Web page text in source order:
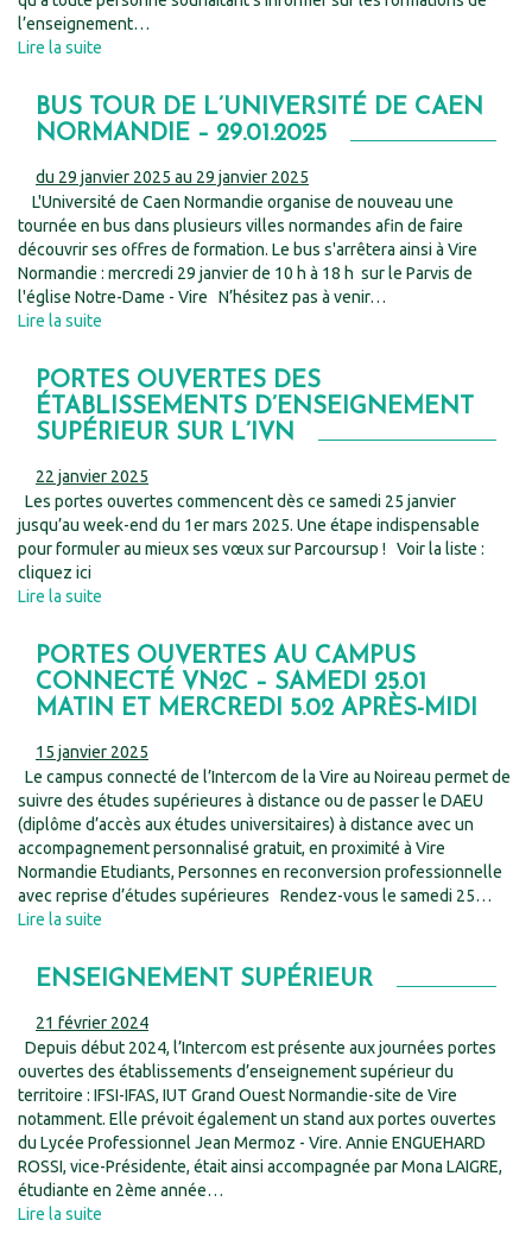
l’enseignement…
Lire la suite
BUS TOUR DE L’UNIVERSITÉ DE CAEN
NORMANDIE – 29.01.2025
du 29 janvier 2025 au 29 janvier 2025
L'Université de Caen Normandie organise de nouveau une
tournée en bus dans plusieurs villes normandes afin de faire
découvrir ses offres de formation. Le bus s'arrêtera ainsi à Vire
Normandie : mercredi 29 janvier de 10 h à 18 h sur le Parvis de
l'église Notre-Dame - Vire N’hésitez pas à venir…
Lire la suite
PORTES OUVERTES DES
ÉTABLISSEMENTS D’ENSEIGNEMENT
SUPÉRIEUR SUR L’IVN
22 janvier 2025
Les portes ouvertes commencent dès ce samedi 25 janvier
jusqu’au week-end du 1er mars 2025. Une étape indispensable
pour formuler au mieux ses vœux sur Parcoursup ! Voir la liste :
cliquez ici
Lire la suite
PORTES OUVERTES AU CAMPUS
CONNECTÉ VN2C – SAMEDI 25.01
MATIN ET MERCREDI 5.02 APRÈS-MIDI
15 janvier 2025
Le campus connecté de l’Intercom de la Vire au Noireau permet de
suivre des études supérieures à distance ou de passer le DAEU
(diplôme d’accès aux études universitaires) à distance avec un
accompagnement personnalisé gratuit, en proximité à Vire
Normandie Etudiants, Personnes en reconversion professionnelle
avec reprise d’études supérieures Rendez-vous le samedi 25…
Lire la suite
ENSEIGNEMENT SUPÉRIEUR
21 février 2024
Depuis début 2024, l’Intercom est présente aux journées portes
ouvertes des établissements d’enseignement supérieur du
territoire : IFSI-IFAS, IUT Grand Ouest Normandie-site de Vire
notamment. Elle prévoit également un stand aux portes ouvertes
du Lycée Professionnel Jean Mermoz - Vire. Annie ENGUEHARD
ROSSI, vice-Présidente, était ainsi accompagnée par Mona LAIGRE,
étudiante en 2ème année…
Lire la suite